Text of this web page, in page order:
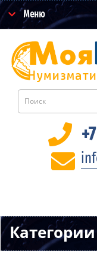
Меню
Категории